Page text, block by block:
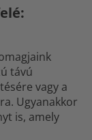
távú
vagy a
Ugyanakkor
is, amely